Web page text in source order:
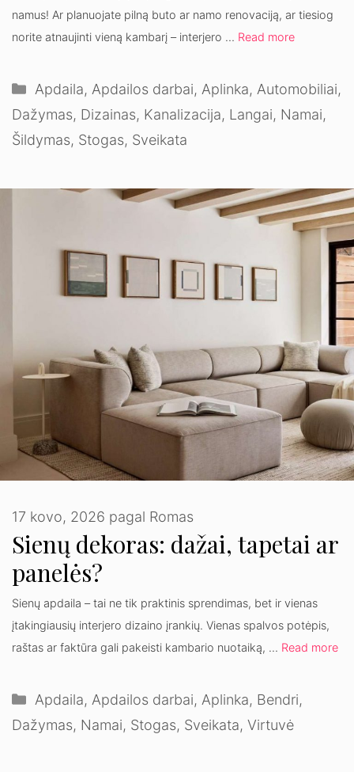
namus! Ar planuojate pilną buto ar namo renovaciją, ar tiesiog
norite atnaujinti vieną kambarį – interjero … Read more
Kategorijos
Apdaila, Apdailos darbai, Aplinka, Automobiliai,
Dažymas, Dizainas, Kanalizacija, Langai, Namai,
Šildymas, Stogas, Sveikata
Sienų dekoras: dažai, tapetai ar
panelės?
17 kovo, 2026 pagal Romas
Sienų apdaila – tai ne tik praktinis sprendimas, bet ir vienas
įtakingiausių interjero dizaino įrankių. Vienas spalvos potėpis,
raštas ar faktūra gali pakeisti kambario nuotaiką, … Read more
Kategorijos
Apdaila, Apdailos darbai, Aplinka, Bendri,
Dažymas, Namai, Stogas, Sveikata, Virtuvė